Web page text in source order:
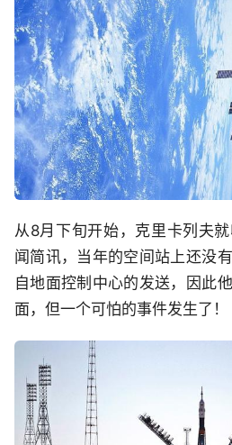
从8月下旬开始，克里卡列夫
闻简讯，当年的空间站上还没
自地面控制中心的发送，因此
面，但一个可怕的事件发生了！